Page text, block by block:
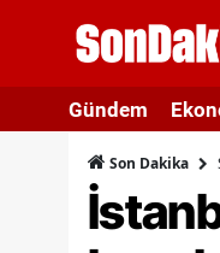
Gündem
Son Dakika